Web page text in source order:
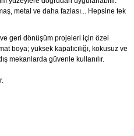
metal ve daha fazlası... Hepsine tek
geri dönüşüm projeleri için özel
boya; yüksek kapatıcılığı, kokusuz ve
mekanlarda güvenle kullanılır.